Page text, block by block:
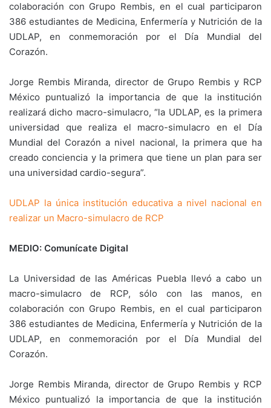
colaboración con Grupo Rembis, en el cual participaron
386 estudiantes de Medicina, Enfermería y Nutrición de la
UDLAP, en conmemoración por el Día Mundial del
Corazón.
Jorge Rembis Miranda, director de Grupo Rembis y RCP
México puntualizó la importancia de que la institución
realizará dicho macro-simulacro, “la UDLAP, es la primera
universidad que realiza el macro-simulacro en el Día
Mundial del Corazón a nivel nacional, la primera que ha
creado conciencia y la primera que tiene un plan para ser
una universidad cardio-segura”.
UDLAP la única institución educativa a nivel nacional en
realizar un Macro-simulacro de RCP
MEDIO: Comunícate Digital
La Universidad de las Américas Puebla llevó a cabo un
macro-simulacro de RCP, sólo con las manos, en
colaboración con Grupo Rembis, en el cual participaron
386 estudiantes de Medicina, Enfermería y Nutrición de la
UDLAP, en conmemoración por el Día Mundial del
Corazón.
Jorge Rembis Miranda, director de Grupo Rembis y RCP
México puntualizó la importancia de que la institución